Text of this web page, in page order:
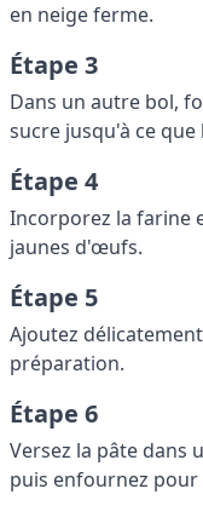
en neige ferme.
Étape 3
Dans un autre bol,
sucre jusqu'à ce
Étape 4
Incorporez la farine
jaunes d'œufs.
Étape 5
Ajoutez
préparation.
Étape 6
Versez la pâte dans
puis enfournez pour